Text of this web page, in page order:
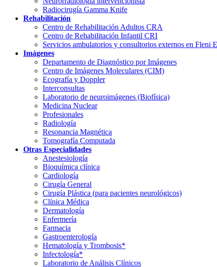
Radiocirugía Gamma Knife
Rehabilitación
Centro de Rehabilitación Adultos CRA
Centro de Rehabilitación Infantil CRI
Servicios ambulatorios y consultorios externos en Fleni
Imágenes
Departamento de Diagnóstico por Imágenes
Centro de Imágenes Moleculares (CIM)
Ecografía y Doppler
Interconsultas
Laboratorio de neuroimágenes (Biofísica)
Medicina Nuclear
Profesionales
Radiología
Resonancia Magnética
Tomografía Computada
Otras Especialidades
Anestesiología
Bioquímica clínica
Cardiología
Cirugía General
Cirugía Plástica (para pacientes neurológicos)
Clínica Médica
Dermatología
Enfermería
Farmacia
Gastroenterología
Hematología y Trombosis*
Infectología*
Laboratorio de Análisis Clínicos